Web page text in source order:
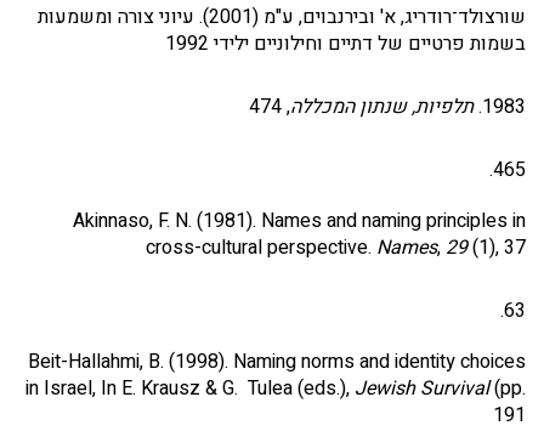
שורצולד־רודריג, א' ובירנבוים, ע"מ (2001). עיוני צורה ומשמעות
בשמות פרטיים של דתיים וחילוניים ילידי 1992
1983. תלפיות, שנתון המכללה, 474
465.
Akinnaso, F. N. (1981). Names and naming principles in
cross-cultural perspective. Names, 29(1), 37
63.
Beit-Hallahmi, B. (1998). Naming norms and identity choices
in Israel, In E. Krausz & G. Tulea (eds.), Jewish Survival(pp.
191